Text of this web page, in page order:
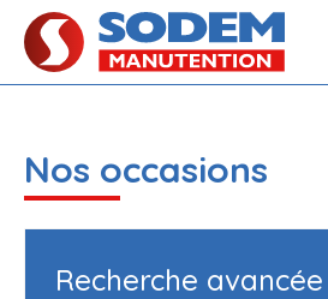
Nos occasions
Recherche avancée